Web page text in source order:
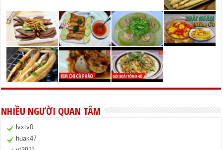
NHIỀU NGƯỜI QUAN TÂM
lvxtv0
huak47